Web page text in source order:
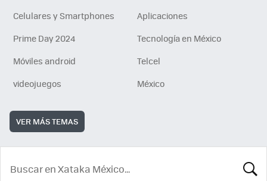
Celulares y Smartphones
Aplicaciones
Prime Day 2024
Tecnología en México
Móviles android
Telcel
videojuegos
México
VER MÁS TEMAS